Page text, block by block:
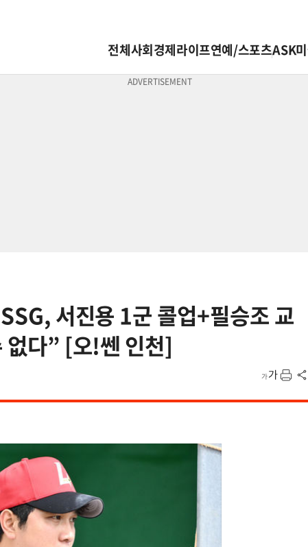
전체사회경제라이프연예/스포츠ASK
서진용 1군 콜업+필승조 교
없다” [오!쎈 인천]